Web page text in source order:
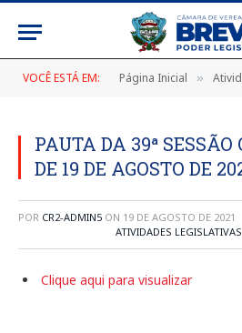
VOCÊ ESTÁ EM: Página Inicial »
PAUTA DA 39ª
DE 19 DE AGOSTO DE
POR CR2-ADMIN5 ON 19 DE AGOSTO DE 2021
ATIVIDADES LEGISLATIVAS
Clique aqui para visualizar